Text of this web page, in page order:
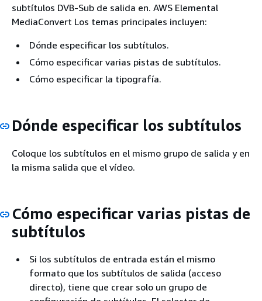
subtítulos DVB-Sub de salida en. AWS Elemental
MediaConvert Los temas principales incluyen:
Dónde especificar los subtítulos.
Cómo especificar varias pistas de subtítulos.
Cómo especificar la tipografía.
Dónde especificar los subtítulos
Coloque los subtítulos en el mismo grupo de salida y en
la misma salida que el vídeo.
Cómo especificar varias pistas de
subtítulos
Si los subtítulos de entrada están el mismo
formato que los subtítulos de salida (acceso
directo), tiene que crear solo un grupo de